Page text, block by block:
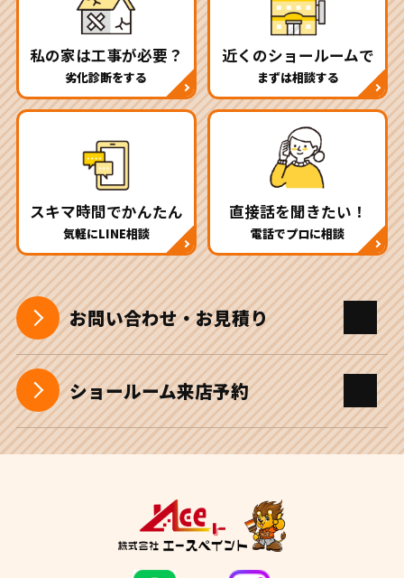
私の家は工事が必要？
劣化診断をする
近くのショールームで
まずは相談する
スキマ時間でかんたん
気軽にLINE相談
直接話を聞きたい！
電話でプロに相談
お問い合わせ・お見積り
ショールーム来店予約